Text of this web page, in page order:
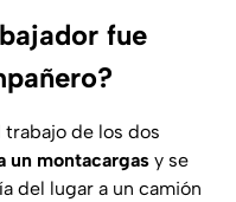
fue
de los dos
un montacargas y se
del lugar a un camión